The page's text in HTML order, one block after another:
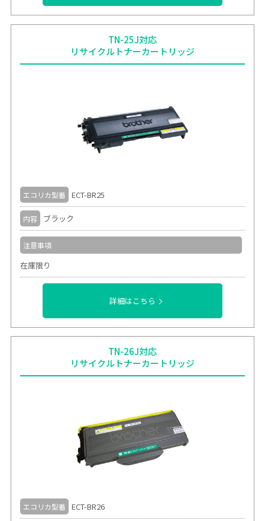
TN-25J対応
リサイクルトナーカートリッジ
エコリカ型番 ECT-BR25
内容 ブラック
注意事項
在庫限り
詳細はこちら
TN-26J対応
リサイクルトナーカートリッジ
エコリカ型番 ECT-BR26